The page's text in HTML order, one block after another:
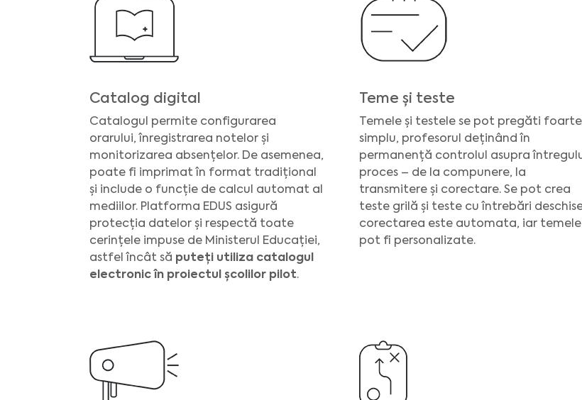
Catalog digital
Catalogul permite configurarea
orarului, înregistrarea notelor și
monitorizarea absențelor. De asemenea,
poate fi imprimat în format tradițional
și include o funcție de calcul automat al
mediilor. Platforma EDUS asigură
protecția datelor și respectă toate
cerințele impuse de Ministerul Educației,
astfel încât să puteți utiliza catalogul
electronic în proiectul școlilor pilot.
Teme și teste
Temele și testele se pot pregăti foarte
simplu, profesorul deținând în
permanență controlul asupra
proces – de la compunere, la
transmitere și corectare. Se pot crea
teste grilă și teste cu întrebări
corectarea este automata, iar temele
pot fi personalizate.